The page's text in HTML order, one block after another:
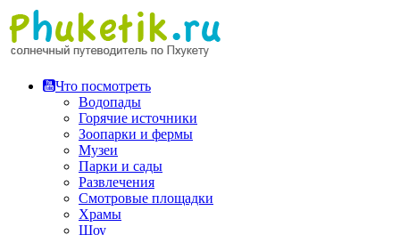
Перейти
к
содержимому
Что посмотреть
Водопады
Горячие источники
Зоопарки и фермы
Музеи
Парки и сады
Развлечения
Смотровые площадки
Храмы
Шоу